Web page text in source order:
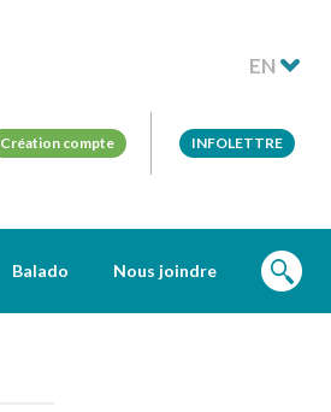
EN
Création compte INFOLETTRE
Balado Nous joindre